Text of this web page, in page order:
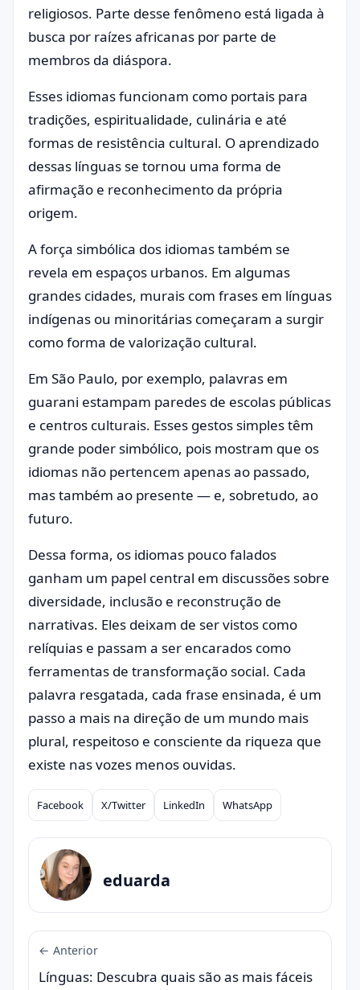
religiosos. Parte desse fenômeno está ligada à
busca por raízes africanas por parte de
membros da diáspora.
Esses idiomas funcionam como portais para
tradições, espiritualidade, culinária e até
formas de resistência cultural. O aprendizado
dessas línguas se tornou uma forma de
afirmação e reconhecimento da própria
origem.
A força simbólica dos idiomas também se
revela em espaços urbanos. Em algumas
grandes cidades, murais com frases em línguas
indígenas ou minoritárias começaram a surgir
como forma de valorização cultural.
Em São Paulo, por exemplo, palavras em
guarani estampam paredes de escolas públicas
e centros culturais. Esses gestos simples têm
grande poder simbólico, pois mostram que os
idiomas não pertencem apenas ao passado,
mas também ao presente — e, sobretudo, ao
futuro.
Dessa forma, os idiomas pouco falados
ganham um papel central em discussões sobre
diversidade, inclusão e reconstrução de
narrativas. Eles deixam de ser vistos como
relíquias e passam a ser encarados como
ferramentas de transformação social. Cada
palavra resgatada, cada frase ensinada, é um
passo a mais na direção de um mundo mais
plural, respeitoso e consciente da riqueza que
existe nas vozes menos ouvidas.
Compartilhar
Facebook X/Twitter LinkedIn WhatsApp
eduarda
← Anterior
Línguas: Descubra quais são as mais fáceis